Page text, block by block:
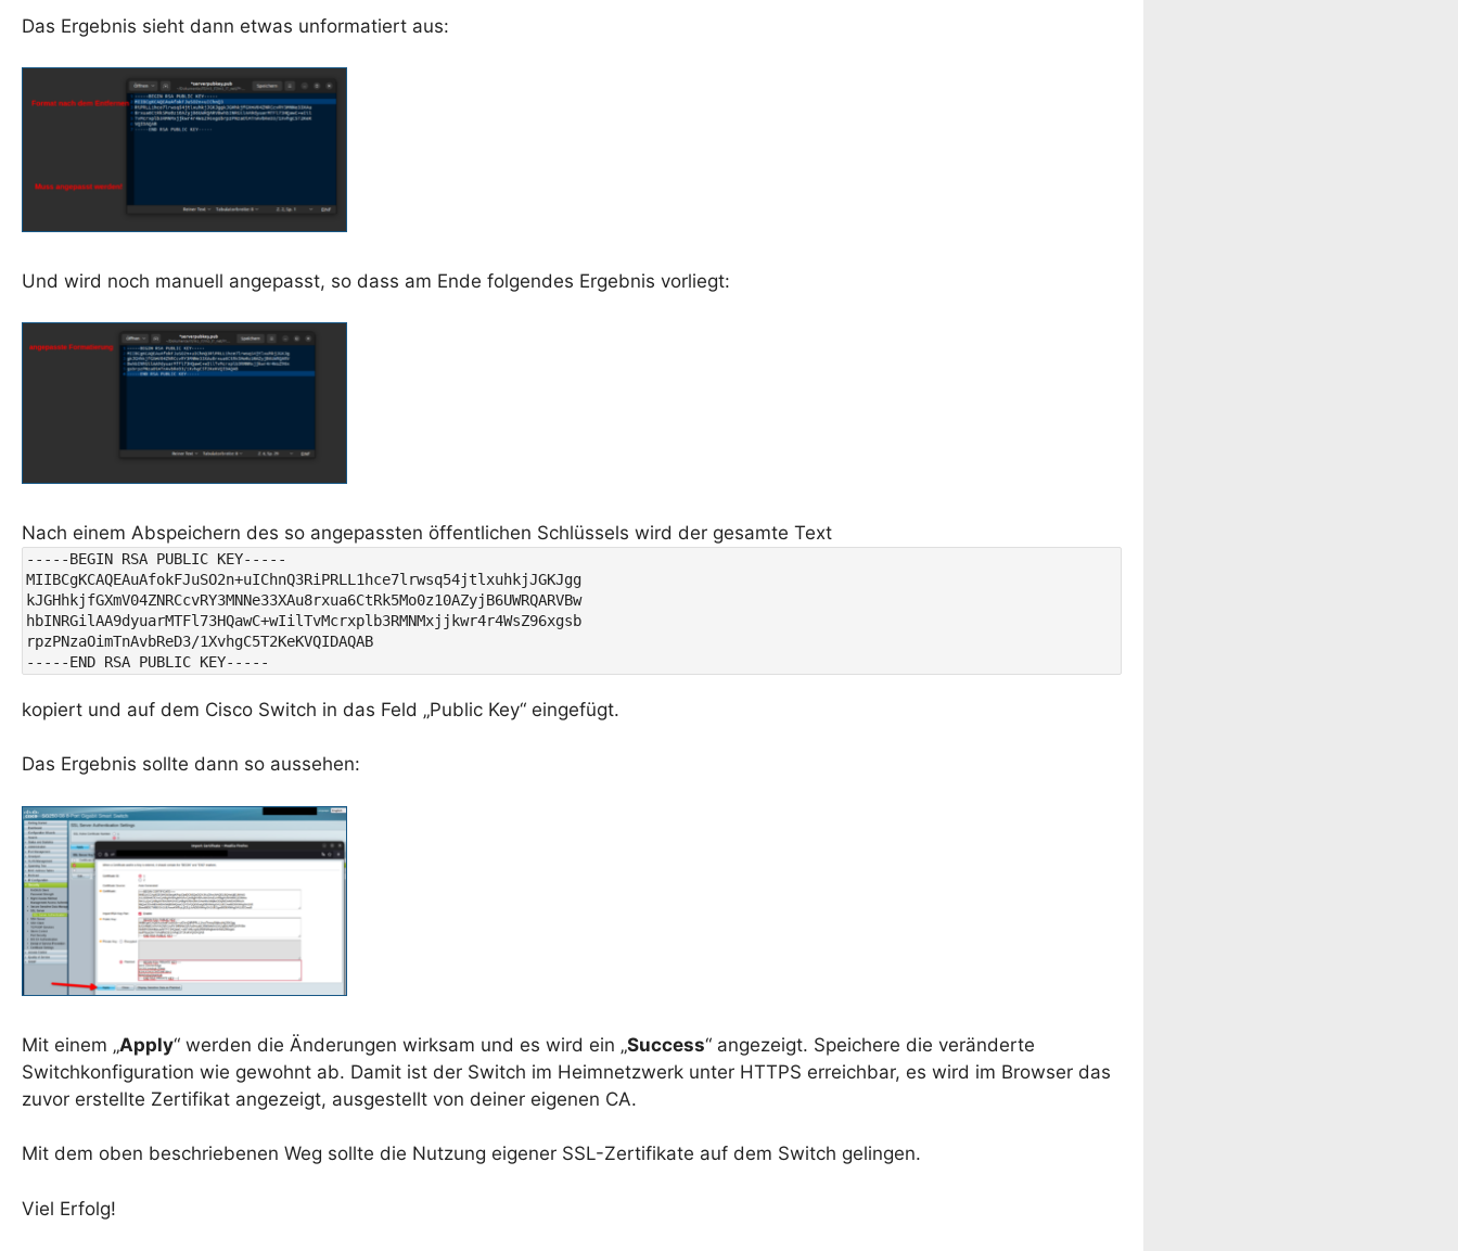
Das Ergebnis sieht dann etwas unformatiert aus:
Und wird noch manuell angepasst, so dass am Ende folgendes Ergebnis vorliegt:
Nach einem Abspeichern des so angepassten öffentlichen Schlüssels wird der gesamte Text
-----BEGIN RSA PUBLIC KEY-----
MIIBCgKCAQEAuAfokFJuSO2n+uIChnQ3RiPRLL1hce7lrwsq54jtlxuhkjJGKJgg
kJGHhkjfGXmV04ZNRCcvRY3MNNe33XAu8rxua6CtRk5Mo0z10AZyjB6UWRQARVBw
hbINRGilAA9dyuarMTFl73HQawC+wIilTvMcrxplb3RMNMxjjkwr4r4WsZ96xgsb
rpzPNzaOimTnAvbReD3/1XvhgC5T2KeKVQIDAQAB
-----END RSA PUBLIC KEY-----
kopiert und auf dem Cisco Switch in das Feld „Public Key“ eingefügt.
Das Ergebnis sollte dann so aussehen:
Mit einem „Apply“ werden die Änderungen wirksam und es wird ein „Success“ angezeigt. Speichere die veränderte
Switchkonfiguration wie gewohnt ab. Damit ist der Switch im Heimnetzwerk unter HTTPS erreichbar, es wird im Browser das
zuvor erstellte Zertifikat angezeigt, ausgestellt von deiner eigenen CA.
Mit dem oben beschriebenen Weg sollte die Nutzung eigener SSL-Zertifikate auf dem Switch gelingen.
Viel Erfolg!